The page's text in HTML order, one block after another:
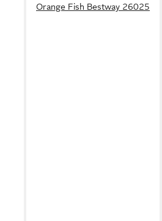
Orange Fish Bestway 26025